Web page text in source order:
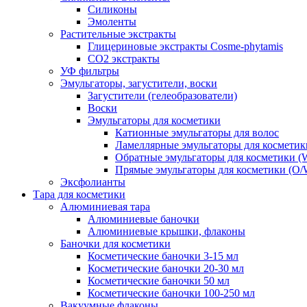
Силиконы
Эмоленты
Растительные экстракты
Глицериновые экстракты Cosme-phytamis
СО2 экстракты
УФ фильтры
Эмульгаторы, загустители, воски
Загустители (гелеобразователи)
Воски
Эмульгаторы для косметики
Катионные эмульгаторы для волос
Ламеллярные эмульгаторы для
Обратные эмульгаторы для косметики
Прямые эмульгаторы для косметики (O/
Эксфолианты
Тара для косметики
Алюминиевая тара
Алюминиевые баночки
Алюминиевые крышки, флаконы
Баночки для косметики
Косметические баночки 3-15 мл
Косметические баночки 20-30 мл
Косметические баночки 50 мл
Косметические баночки 100-250 мл